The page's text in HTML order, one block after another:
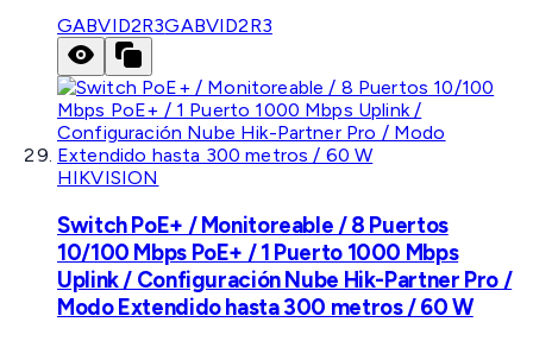
GABVID2R3GABVID2R3
HIKVISION
Switch PoE+ / Monitoreable / 8 Puertos
10/100 Mbps PoE+ / 1 Puerto 1000 Mbps
Uplink / Configuración Nube Hik-Partner Pro /
Modo Extendido hasta 300 metros / 60 W